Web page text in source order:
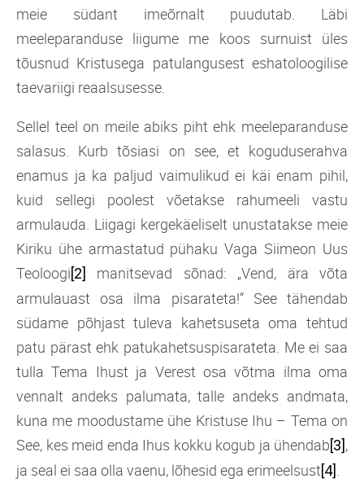
meie südant imeõrnalt puudutab. Läbi
meeleparanduse liigume me koos surnuist üles
tõusnud Kristusega patulangusest eshatoloogilise
taevariigi reaalsusesse.
Sellel teel on meile abiks piht ehk meeleparanduse
salasus. Kurb tõsiasi on see, et koguduserahva
enamus ja ka paljud vaimulikud ei käi enam pihil,
kuid sellegi poolest võetakse rahumeeli vastu
armulauda. Liigagi kergekäeliselt unustatakse meie
Kiriku ühe armastatud pühaku Vaga Siimeon Uus
Teoloogi[2]
manitsevad sõnad: „Vend, ära võta
armulauast osa ilma pisarateta!“ See tähendab
südame põhjast tuleva kahetsuseta oma tehtud
patu pärast ehk patukahetsuspisarateta. Me ei saa
tulla Tema Ihust ja Verest osa võtma ilma oma
vennalt andeks palumata, talle andeks andmata,
kuna me moodustame ühe Kristuse Ihu – Tema on
See, kes meid enda Ihus kokku kogub ja ühendab[3],
ja seal ei saa olla vaenu, lõhesid ega erimeelsust[4]